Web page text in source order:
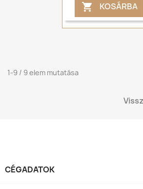
 KOSÁRBA
1-9 / 9 elem mutatása
CÉGADATOK